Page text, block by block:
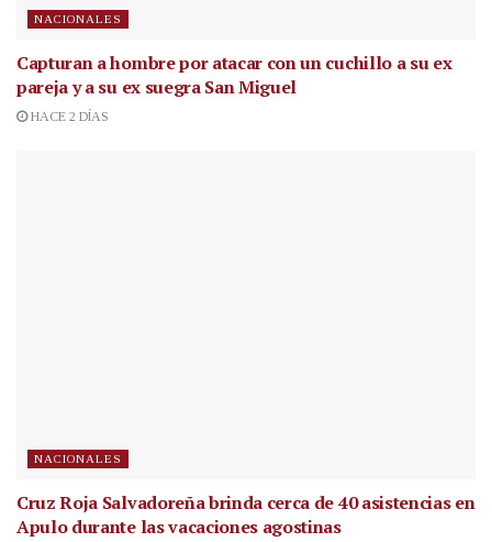
NACIONALES
Capturan a hombre por atacar con un cuchillo a su ex
pareja y a su ex suegra San Miguel
HACE 2 DÍAS
NACIONALES
Cruz Roja Salvadoreña brinda cerca de 40 asistencias en
Apulo durante las vacaciones agostinas